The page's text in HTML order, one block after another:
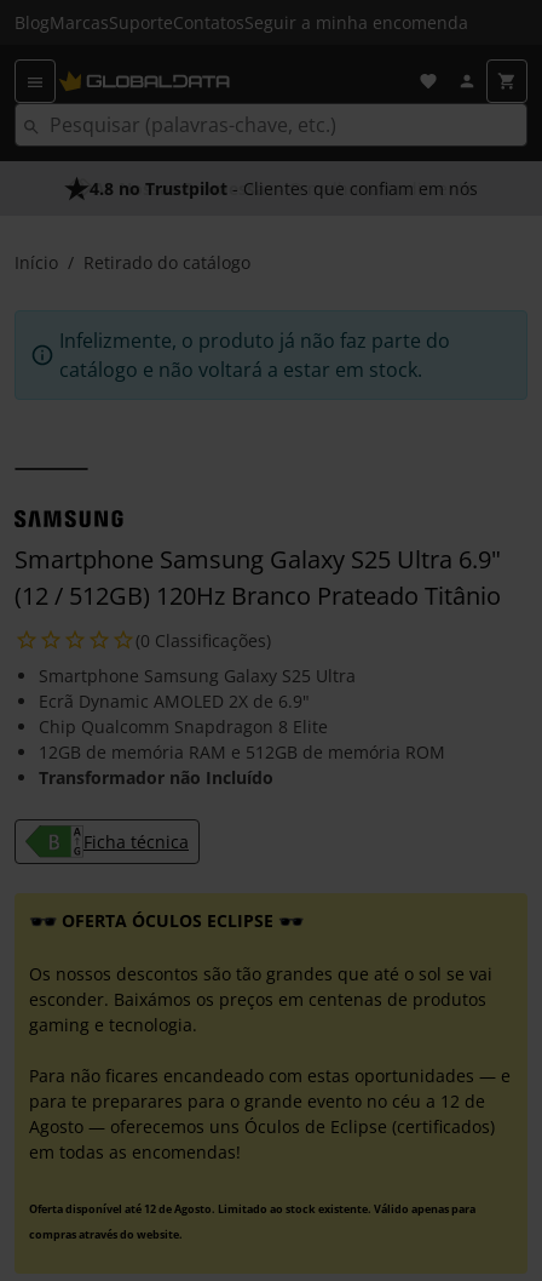
BlogMarcasSuporteContatosSeguir a minha encomenda
4.8 no Trustpilot - Clientes que confiam em nós
Início Retirado do catálogo
Infelizmente, o produto já não faz parte do
catálogo e não voltará a estar em stock.
Smartphone Samsung Galaxy S25 Ultra 6.9"
(12 / 512GB) 120Hz Branco Prateado Titânio
(0 Classificações)
Smartphone Samsung Galaxy S25 Ultra
Ecrã Dynamic AMOLED 2X de 6.9"
Chip Qualcomm Snapdragon 8 Elite
12GB de memória RAM e 512GB de memória ROM
Transformador não Incluído
Ficha técnica
OFERTA ÓCULOS ECLIPSE
Os nossos descontos são tão grandes que até o sol se vai
esconder. Baixámos os preços em centenas de produtos
gaming e tecnologia.
Para não ficares encandeado com estas oportunidades — e
para te preparares para o grande evento no céu a 12 de
Agosto — oferecemos uns Óculos de Eclipse (certificados)
em todas as encomendas!
Oferta disponível até 12 de Agosto. Limitado ao stock existente. Válido apenas para
compras através do website.